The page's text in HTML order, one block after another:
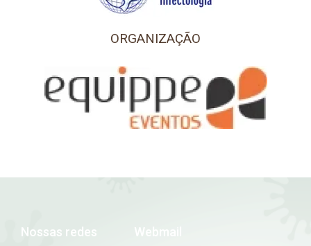
ORGANIZAÇÃO
Nossas redes